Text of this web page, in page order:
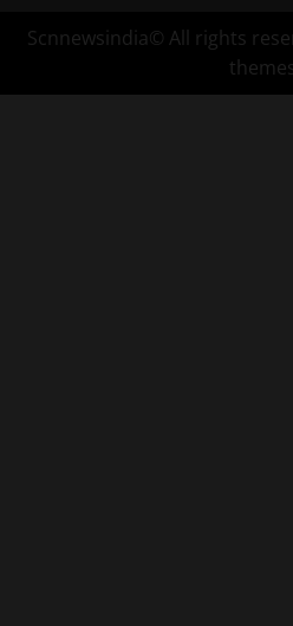
Scnnewsindia© All rights